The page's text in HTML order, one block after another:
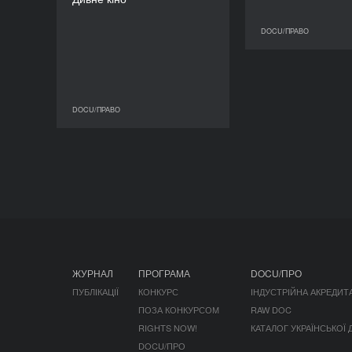
DOCU/ПРАВО
DOCU/ПРАВО
ЖУРНАЛ
ПУБЛІКАЦІЇ
ПРОГРАМА
КОНКУРС
ПОЗА КОНКУРСОМ
RIGHTS NOW!
DOCU/ПРО
DOCU/ПРО
ІНДУСТРІЙНА
RAW DOC
КАТАЛОГ